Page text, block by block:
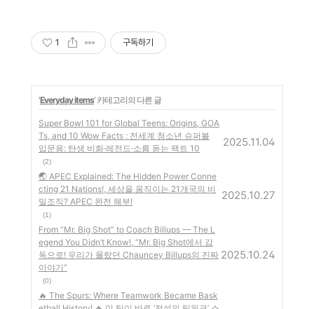
1 구독하기
'Everyday items' 카테고리의 다른 글
Super Bowl 101 for Global Teens: Origins, GOA
Ts, and 10 Wow Facts : 전세계 청소년 슈퍼볼
입문용: 탄생 비화·레전드·소름 돋는 팩트 10
(2)
2025.11.04
🌏 APEC Explained: The Hidden Power Conne
cting 21 Nations!, 세상을 움직이는 21개국의 비
밀조직? APEC 완전 해부!
(1)
2025.10.27
From “Mr. Big Shot” to Coach Billups — The L
egend You Didn’t Know!, “Mr. Big Shot에서 감
독으로! 우리가 몰랐던 Chauncey Billups의 진짜
이야기”
(0)
2025.10.24
🔥 The Spurs: Where Teamwork Became Bask